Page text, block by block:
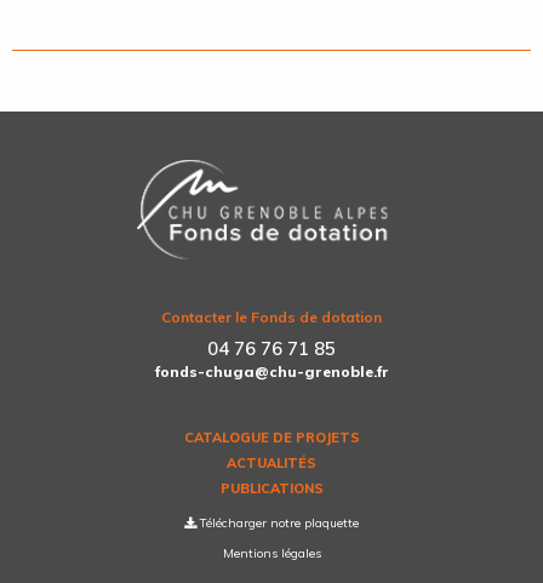
Contacter le Fonds de dotation
04 76 76 71 85
fonds-chuga@chu-grenoble.fr
CATALOGUE DE PROJETS
ACTUALITÉS
PUBLICATIONS
Télécharger notre plaquette
Mentions légales